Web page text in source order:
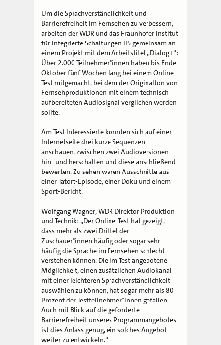
Um die Sprachverständlichkeit und
Barrierefreiheit im Fernsehen zu verbessern,
arbeiten der WDR und das Fraunhofer Institut
für Integrierte Schaltungen IIS gemeinsam an
einem Projekt mit dem Arbeitstitel „Dialog+“:
Über 2.000 Teilnehmer*innen haben bis Ende
Oktober fünf Wochen lang bei einem Online-
Test mitgemacht, bei dem der Originalton von
Fernsehproduktionen mit einem technisch
aufbereiteten Audiosignal verglichen werden
sollte.
Am Test Interessierte konnten sich auf einer
Internetseite drei kurze Sequenzen
anschauen, zwischen zwei Audioversionen
hin- und herschalten und diese anschließend
bewerten. Zu sehen waren Ausschnitte aus
einer Tatort-Episode, einer Doku und einem
Sport-Bericht.
Wolfgang Wagner, WDR Direktor Produktion
und Technik: „Der Online-Test hat gezeigt,
dass mehr als zwei Drittel der
Zuschauer*innen häufig oder sogar sehr
häufig die Sprache im Fernsehen schlecht
verstehen können. Die im Test angebotene
Möglichkeit, einen zusätzlichen Audiokanal
mit einer leichteren Sprachverständlichkeit
auswählen zu können, hat sogar mehr als 80
Prozent der Testteilnehmer*innen gefallen.
Auch mit Blick auf die geforderte
Barrierefreiheit unseres Programmangebotes
ist dies Anlass genug, ein solches Angebot
weiter zu entwickeln.“